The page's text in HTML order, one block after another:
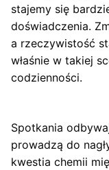
stajemy się
doświadczenia.
a rzeczywistość
właśnie w takiej
codzienności.
Spotkania
prowadzą do
kwestia chemii